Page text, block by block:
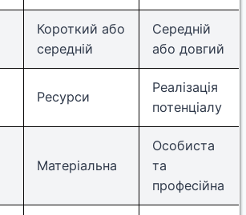
Короткий або
середній
Середній
або довгий
Ресурси
Реалізація
потенціалу
Матеріальна
Особиста
та
професійна